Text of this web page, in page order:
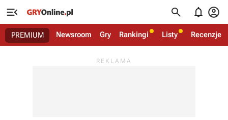
   
PREMIUM Newsroom Gry Rankingi Listy Recenzje